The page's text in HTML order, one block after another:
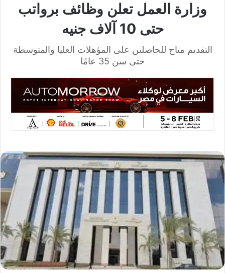
وزارة العمل تعلن وظائف برواتب
حتى 10 آلاف جنيه
التقديم متاح للحاصلين على المؤهلات العليا والمتوسطة
حتى سن 35 عامًا